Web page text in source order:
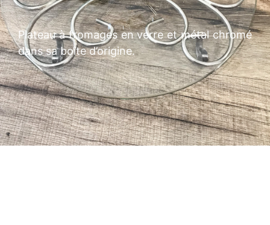
Plateau à fromages en verre et métal chromé
dans sa boîte d’origine.